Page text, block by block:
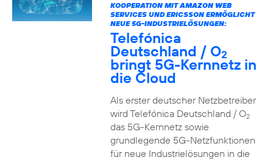
KOOPERATION MIT AMAZON WEB
SERVICES UND ERICSSON ERMÖGLICHT
NEUE 5G-INDUSTRIELÖSUNGEN:
Telefónica
Deutschland / O2
bringt 5G-Kernnetz in
die Cloud
Als erster deutscher Netzbetreiber
wird Telefónica Deutschland / O2
das 5G-Kernnetz sowie
grundlegende 5G-Netzfunktionen
für neue Industrielösungen in die